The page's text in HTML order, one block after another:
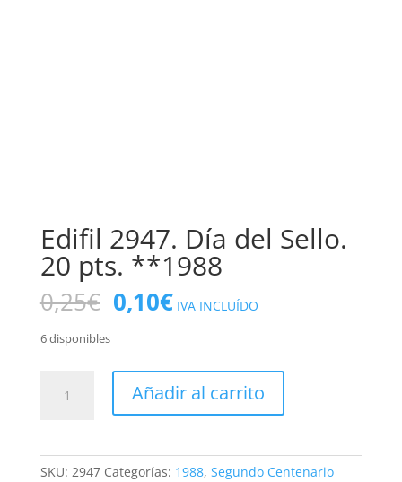
Edifil 2947. Día del Sello.
20 pts. **1988
0,25€ El
precio
era:
0,25€.
0,10€El
precio
es:
0,10€.
IVA INCLUÍDO
6 disponibles
2947.
Añadir al carrito
SKU: 2947 Categorías: 1988, Segundo Centenario